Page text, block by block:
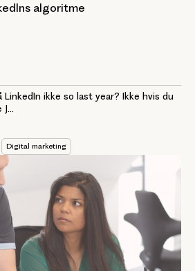
algoritme
LinkedIn ikke so last year? Ikke hvis du
Digital marketing